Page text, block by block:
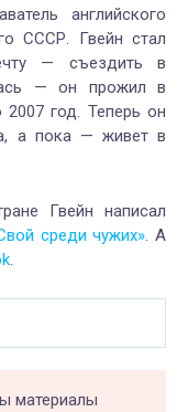
английского
СССР. Гвейн стал
— съездить в
— он прожил в
год. Теперь он
а пока — живет в
Гвейн написал
среди чужих». А
.
материалы